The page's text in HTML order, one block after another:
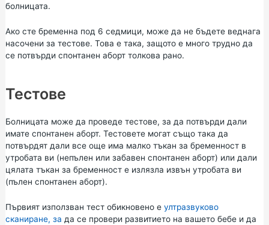
болницата.
Ако сте бременна под 6 седмици, може да не бъдете веднага
насочени за тестове. Това е така, защото е много трудно да
се потвърди спонтанен аборт толкова рано.
Тестове
Болницата може да проведе тестове, за да потвърди дали
имате спонтанен аборт. Тестовете могат също така да
потвърдят дали все още има малко тъкан за бременност в
утробата ви (непълен или забавен спонтанен аборт) или дали
цялата тъкан за бременност е излязла извън утробата ви
(пълен спонтанен аборт).
Първият използван тест обикновено е ултразвуково
сканиране, за да се провери развитието на вашето бебе и да